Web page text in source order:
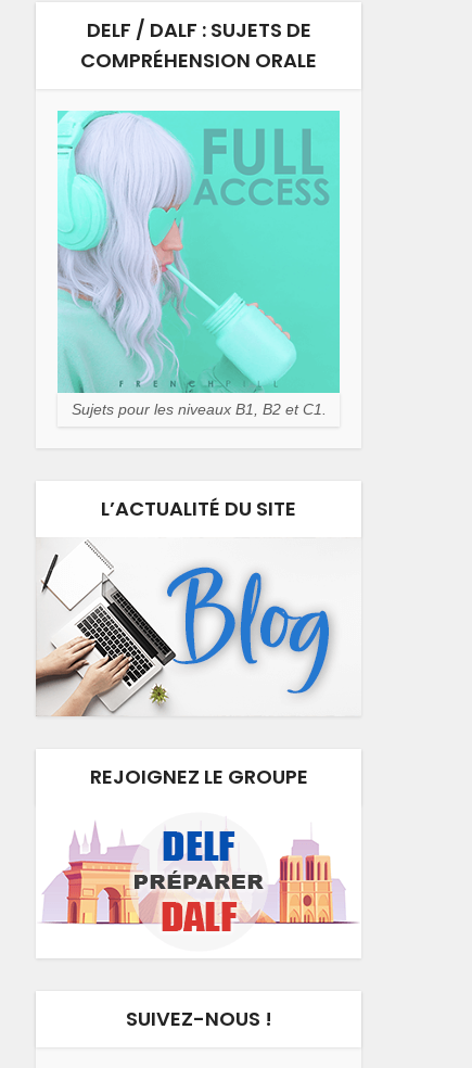
DELF / DALF : SUJETS DE
COMPRÉHENSION ORALE
Sujets pour les niveaux B1, B2 et C1.
L’ACTUALITÉ DU SITE
REJOIGNEZ LE GROUPE
SUIVEZ-NOUS !